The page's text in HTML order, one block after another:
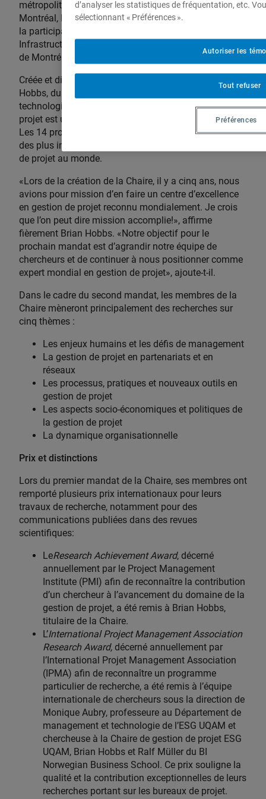
métropolitaine de transport, la Société de transport de
Montréal, Ericsson Canada inc. et Hydro-Québec – et à
la participation de trois nouveaux partenaires,
Infrastructure Québec, la Banque Nationale et la Ville
de Montréal.
Créée et dirigée depuis 2007 par le professeur Brian
Hobbs, du Département de management et
technologie de l’ESG UQAM, la Chaire de gestion de
projet est un chef de file mondial dans son domaine.
Les 14 professeurs qui y sont associés en font l’une
des plus importantes équipes de recherche en gestion
de projet au monde.
«Lors de la création de la Chaire, il y a cinq ans, nous
avions pour mission d’en faire un centre d’excellence
en gestion de projet reconnu mondialement. Je crois
que l’on peut dire mission accomplie!», affirme
fièrement Brian Hobbs. «Notre objectif pour le
prochain mandat est d’agrandir notre équipe de
chercheurs et de continuer à nous positionner comme
expert mondial en gestion de projet», ajoute-t-il.
Dans le cadre du second mandat, les membres de la
Chaire mèneront principalement des recherches sur
cinq thèmes :
Les enjeux humains et les défis de management
La gestion de projet en partenariats et en
réseaux
Les processus, pratiques et nouveaux outils en
gestion de projet
Les aspects socio-économiques et politiques de
la gestion de projet
La dynamique organisationnelle
Prix et distinctions
Lors du premier mandat de la Chaire, ses membres ont
remporté plusieurs prix internationaux pour leurs
travaux de recherche, notamment pour des
communications publiées dans des revues
scientifiques:
LeResearch Achievement Award, décerné
annuellement par le Project Management
Institute (PMI) afin de reconnaître la contribution
d’un chercheur à l’avancement du domaine de la
gestion de projet, a été remis à Brian Hobbs,
titulaire de la Chaire.
L’International Project Management Association
Research Award, décerné annuellement par
l’International Projet Management Association
(IPMA) afin de reconnaître un programme
particulier de recherche, a été remis à l’équipe
internationale de chercheurs sous la direction de
Monique Aubry, professeure au Département de
management et technologie de l’ESG UQAM et
chercheuse à la Chaire de gestion de projet ESG
UQAM, Brian Hobbs et Ralf Müller du BI
Norwegian Business School. Ce prix souligne la
qualité et la contribution exceptionnelles de leurs
recherches portant sur les bureaux de projet.
d’analyser les statistiques de fréquentation, etc.
sélectionnant « Préférences ».
Tout refuser
Autoriser les
Préférences